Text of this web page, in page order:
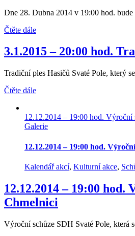
Dne 28. Dubna 2014 v 19:00 hod.
Čtěte dále
3.1.2015 – 20:00 hod.
Tradiční ples Hasičů Svaté Pole, který
Čtěte dále
12.12.2014 – 19:00 hod.
Galerie
12.12.2014 – 19:00 hod.
Kalendář akcí, Kulturní akce,
12.12.2014 – 19:00 hod.
Chmelnici
Výroční schůze SDH Svaté Pole, která